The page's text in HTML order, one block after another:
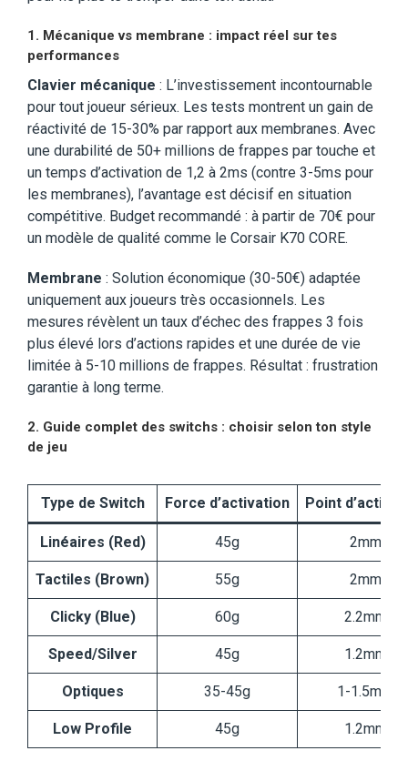
1. Mécanique vs membrane : impact réel sur tes
performances
Clavier mécanique : L’investissement incontournable
pour tout joueur sérieux. Les tests montrent un gain de
réactivité de 15-30% par rapport aux membranes. Avec
une durabilité de 50+ millions de frappes par touche et
un temps d’activation de 1,2 à 2ms (contre 3-5ms pour
les membranes), l’avantage est décisif en situation
compétitive. Budget recommandé : à partir de 70€ pour
un modèle de qualité comme le Corsair K70 CORE.
Membrane : Solution économique (30-50€) adaptée
uniquement aux joueurs très occasionnels. Les
mesures révèlent un taux d’échec des frappes 3 fois
plus élevé lors d’actions rapides et une durée de vie
limitée à 5-10 millions de frappes. Résultat : frustration
garantie à long terme.
2. Guide complet des switchs : choisir selon ton style
de jeu
Type de Switch Force d’activation Point
Linéaires (Red) 45g 2mm
Tactiles (Brown) 55g 2mm
Clicky (Blue) 60g 2.2mm
Speed/Silver 45g 1.2mm
Optiques 35-45g 1-1.5mm
Low Profile 45g 1.2mm